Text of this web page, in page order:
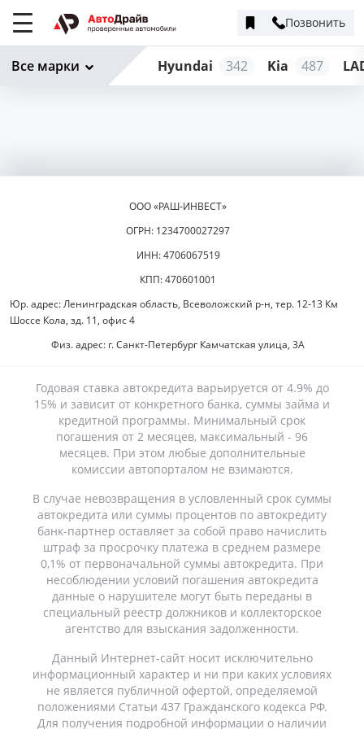
Позвонить
Hyundai 342 Kia 487
Все марки
ООО «РАШ-ИНВЕСТ»
ОГРН: 1234700027297
ИНН: 4706067519
КПП: 470601001
Юр. адрес: Ленинградская область, Всеволожский р-н, тер. 12-13 Км
Шоссе Кола, зд. 11, офис 4
Физ. адрес: г. Санкт-Петербург Камчатская улица, 3А
Годовая ставка автокредита варьируется от 4.9% до
15% и зависит от конкретного банка, суммы займа и
кредитной программы. Минимальный срок
погашения от 2 месяцев, максимальный - 96
месяцев. При этом любые дополнительные
комиссии автопорталом не взимаются.
В случае невозвращения в условленный срок суммы
автокредита или суммы процентов по автокредиту
банк-партнер оставляет за собой право начислить
штраф за просрочку платежа в среднем размере
0,1% от первоначальной суммы автокредита. При
несоблюдении условий погашения автокредита
данные о нарушителе могут быть переданы в
специальный реестр должников и коллекторское
агентство для взыскания задолженности.
Данный Интернет-сайт носит исключительно
информационный характер и ни при каких условиях
не является публичной офертой, определяемой
положениями Статьи 437 Гражданского кодекса РФ.
Для получения подробной информации о наличии